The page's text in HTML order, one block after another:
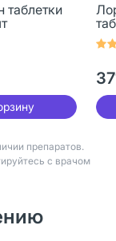
таблетки
препаратов.
с врачом